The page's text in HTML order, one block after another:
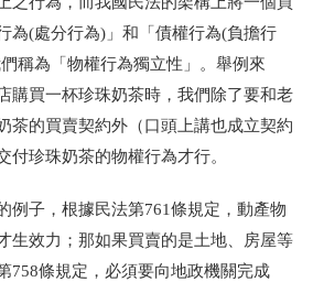
為(處分行為) 」和「債權行為(負擔行
稱為「物權行為獨立性」。舉例來
購買一杯珍珠奶茶時，我們除了要和老
茶的買賣契約外（口頭上講也成立契約
付珍珠奶茶的物權行為才行。
例子，根據民法第761條規定，動產物
生效力；那如果買賣的是土地、房屋等
758條規定，必須要向地政機關完成